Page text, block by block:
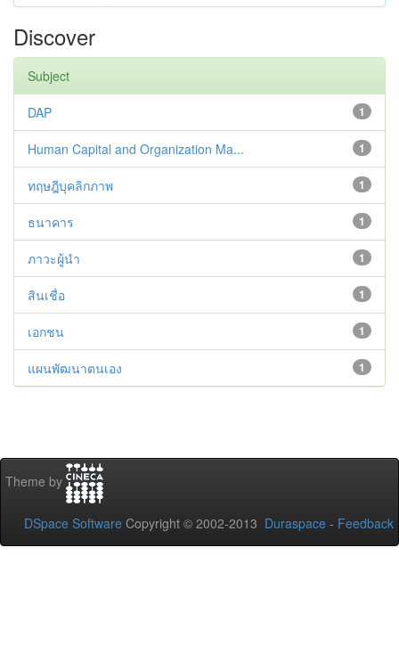
Discover
Subject
1
DAP
1
Human Capital and Organization Ma...
1
ทฤษฎีบุคลิกภาพ
1
ธนาคาร
1
ภาวะผู้นำ
1
สินเชื่อ
1
เอกชน
1
แผนพัฒนาตนเอง
Theme by
DSpace Software Copyright © 2002-2013 Duraspace - Feedback